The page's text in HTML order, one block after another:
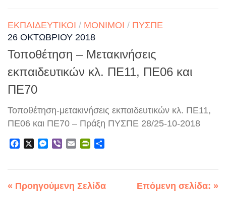
ΕΚΠΑΙΔΕΥΤΙΚΟΊ / ΜΌΝΙΜΟΙ / ΠΥΣΠΕ
26 ΟΚΤΩΒΡΊΟΥ 2018
Τοποθέτηση – Μετακινήσεις
εκπαιδευτικών κλ. ΠΕ11, ΠΕ06 και
ΠΕ70
Τοποθέτηση-μετακινήσεις εκπαιδευτικών κλ. ΠΕ11,
ΠΕ06 και ΠΕ70 – Πράξη ΠΥΣΠΕ 28/25-10-2018
FacebookMessenger
Viber EmailPrintFriendly
« Προηγούμενη Σελίδα Επόμενη σελίδα: »